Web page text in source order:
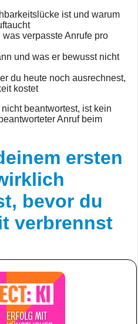
ist und warum
verpasste Anrufe pro
und was er bewusst nicht
du heute noch ausrechnest,
kostet
beantwortest, ist kein
Anruf beim
ersten
bevor du
verbrennst